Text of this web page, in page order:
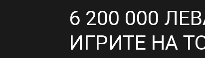
6 200 000
ИГРИТЕ НА